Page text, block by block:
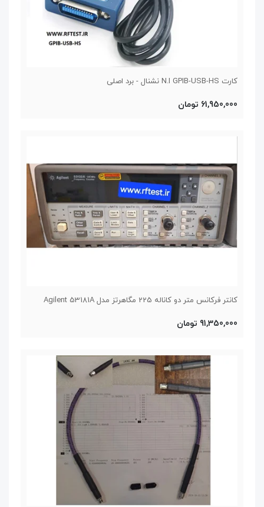
کارت N.I GPIB-USB-HS نشنال - برد اصلی
61,950,000 تومان
کانتر فرکانس متر دو کاناله 225 مگاهرتز مدل Agilent 53181A
91,350,000 تومان